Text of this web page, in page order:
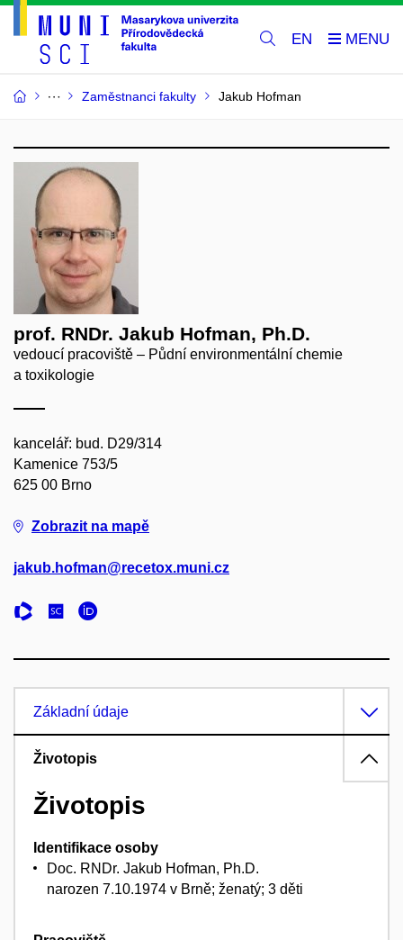
EN
Zaměstnanci fakulty Jakub Hofman
prof. RNDr. Jakub Hofman, Ph.D.
vedoucí pracoviště – Půdní environmentální chemie
a toxikologie
kancelář: bud. D29/314
Kamenice 753/5
625 00 Brno
Zobrazit na mapě
jakub.hofman@recetox.muni.cz
Základní údaje
Životopis
Životopis
Identifikace osoby
Doc. RNDr. Jakub Hofman, Ph.D.
narozen 7.10.1974 v Brně; ženatý; 3 děti